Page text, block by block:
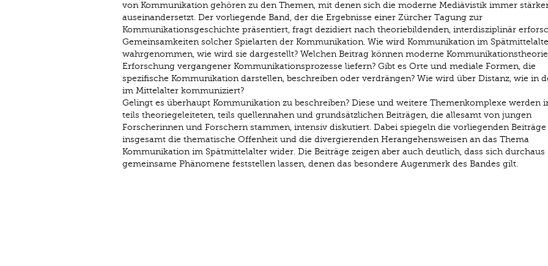
von Kommunikation gehören zu den Themen, mit denen sich die moderne Mediävistik immer
auseinandersetzt. Der vorliegende Band, der die Ergebnisse einer Zürcher Tagung zur
Kommunikationsgeschichte präsentiert, fragt dezidiert nach theoriebildenden, interdisziplinär
Gemeinsamkeiten solcher Spielarten der Kommunikation. Wie wird Kommunikation im
wahrgenommen, wie wird sie dargestellt? Welchen Beitrag können moderne
Erforschung vergangener Kommunikationsprozesse liefern? Gibt es Orte und mediale Formen, die
spezifische Kommunikation darstellen, beschreiben oder verdrängen? Wie wird über Distanz, wie in
im Mittelalter kommuniziert?
Gelingt es überhaupt Kommunikation zu beschreiben? Diese und weitere Themenkomplexe werden
teils theoriegeleiteten, teils quellennahen und grundsätzlichen Beiträgen, die allesamt von jungen
Forscherinnen und Forschern stammen, intensiv diskutiert. Dabei spiegeln die vorliegenden Beiträge
insgesamt die thematische Offenheit und die divergierenden Herangehensweisen an das Thema
Kommunikation im Spätmittelalter wider. Die Beiträge zeigen aber auch deutlich, dass sich durchaus
gemeinsame Phänomene feststellen lassen, denen das besondere Augenmerk des Bandes gilt.